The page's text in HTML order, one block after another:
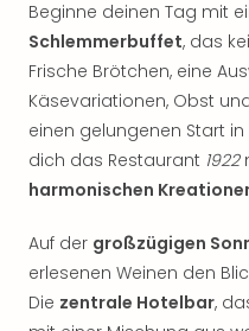
Beginne deinen Tag mit
Schlemmerbuffet, das
Frische Brötchen, eine
Käsevariationen, Obst
einen gelungenen Start
dich das Restaurant 1922
harmonischen
Auf der großzügigen
erlesenen Weinen den
Die zentrale Hotelbar,